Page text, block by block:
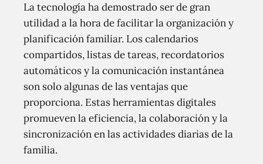
La tecnología ha demostrado ser de gran
utilidad a la hora de facilitar la organización y
planificación familiar. Los calendarios
compartidos, listas de tareas, recordatorios
automáticos y la comunicación instantánea
son solo algunas de las ventajas que
proporciona. Estas herramientas digitales
promueven la eficiencia, la colaboración y la
sincronización en las actividades diarias de la
familia.